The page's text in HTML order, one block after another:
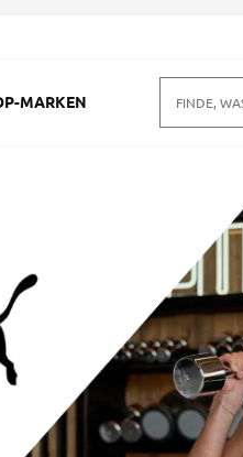
MARKEN